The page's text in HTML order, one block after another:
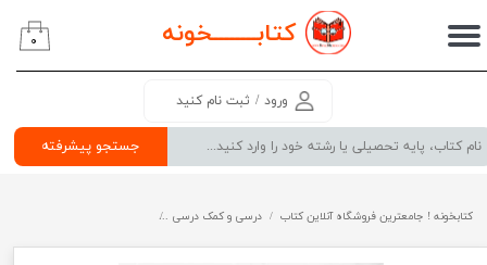
کتابــــــــخونه
جستجو پیشرفته
ورود / ثبت نام کنید
حساب کاربری من
سفارشات
۰
کتابخونه ! جامعترین فروشگاه آنلاین کتاب درسی و کمک درسی